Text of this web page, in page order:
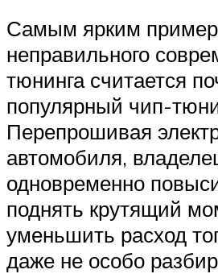
Самым ярким
неправильного
тюнинга считается
популярный чип-
Перепрошивая
автомобиля,
одновременно
поднять крутящий
уменьшить расход
даже не особо